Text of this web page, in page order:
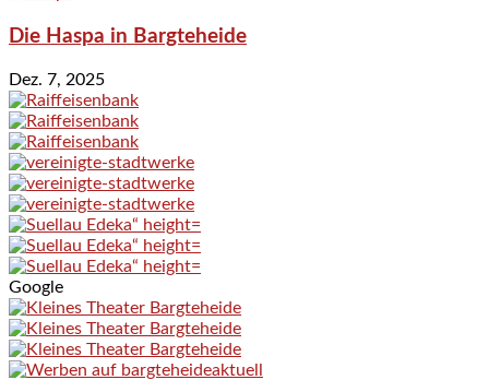
Die Haspa in Bargteheide
Dez. 7, 2025
Google